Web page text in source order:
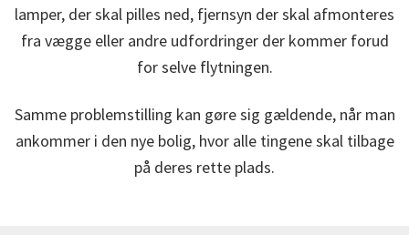
lamper, der skal pilles ned, fjernsyn der skal afmonteres
fra vægge eller andre udfordringer der kommer forud
for selve flytningen.
Samme problemstilling kan gøre sig gældende, når man
ankommer i den nye bolig, hvor alle tingene skal tilbage
på deres rette plads.